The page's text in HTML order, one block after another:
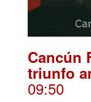
Cancún
triunfo
09:50